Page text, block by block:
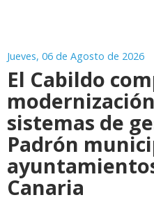
Jueves, 06 de Agosto de 2026
El Cabildo
sistemas de
Padrón
Canaria